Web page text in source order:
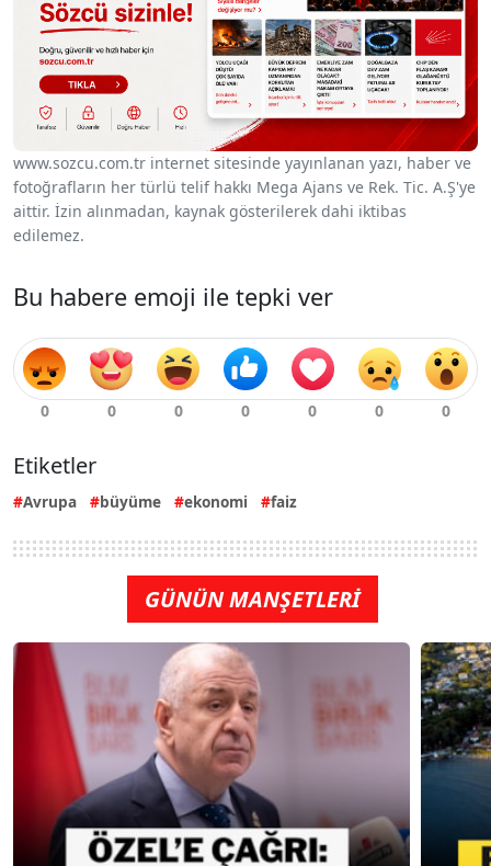
www.sozcu.com.tr internet sitesinde yayınlanan yazı, haber ve
fotoğrafların her türlü telif hakkı Mega Ajans ve Rek. Tic. A.Ş'ye
aittir. İzin alınmadan, kaynak gösterilerek dahi iktibas
edilemez.
Bu habere emoji ile tepki ver
Etiketler
Avrupa büyüme ekonomi faiz
GÜNÜN MANŞETLERİ